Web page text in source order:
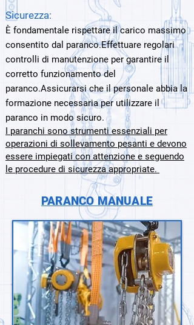
Sicurezza:
È fondamentale rispettare il carico massimo
consentito dal paranco.Effettuare regolari
controlli di manutenzione per garantire il
corretto funzionamento del
paranco.Assicurarsi che il personale abbia la
formazione necessaria per utilizzare il
paranco in modo sicuro.
I paranchi sono strumenti essenziali per
operazioni di sollevamento pesanti e devono
essere impiegati con attenzione e seguendo
le procedure di sicurezza appropriate.
PARANCO MANUALE